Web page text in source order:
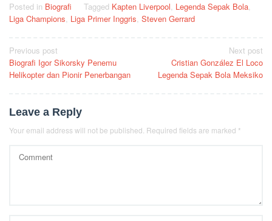
Posted in Biografi Tagged Kapten Liverpool, Legenda Sepak Bola,
Liga Champions, Liga Primer Inggris, Steven Gerrard
Post
navigation
Previous post
Biografi Igor Sikorsky Penemu
Helikopter dan Pionir Penerbangan
Next post
Cristian González El Loco
Legenda Sepak Bola Meksiko
Leave a Reply
Your email address will not be published. Required fields are marked *